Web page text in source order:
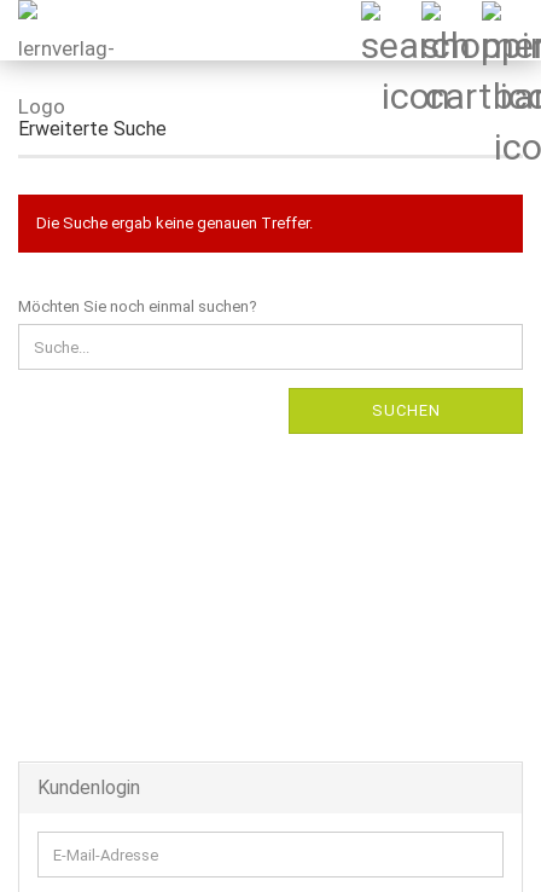
Erweiterte Suche
Die Suche ergab keine genauen Treffer.
MÖCHTEN
SIE
NOCH
EINMAL
Möchten Sie noch einmal suchen?
SUCHEN
Kundenlogin
E-
Mail-